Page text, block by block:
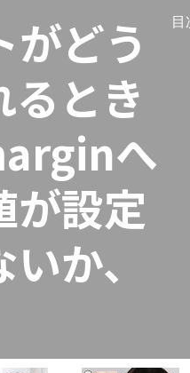
がどう
るとき
へ
が設定
か、
目